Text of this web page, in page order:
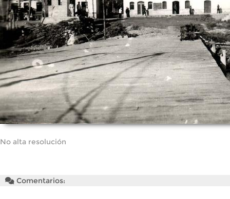
No alta resolución
Comentarios: